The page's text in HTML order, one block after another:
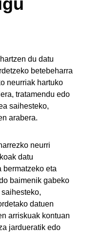
du datu
betebeharra
neurriak hartuko
tratamendu edo
saihesteko,
arabera.
neurri
datu
bermatzeko eta
baimenik gabeko
datuen
arriskuak kontuan
jardueratik edo